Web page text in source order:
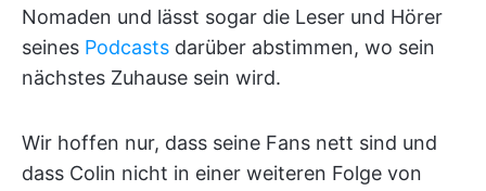
Nomaden und lässt sogar die Leser und Hörer
seines Podcasts darüber abstimmen, wo sein
nächstes Zuhause sein wird.
Wir hoffen nur, dass seine Fans nett sind und
dass Colin nicht in einer weiteren Folge von